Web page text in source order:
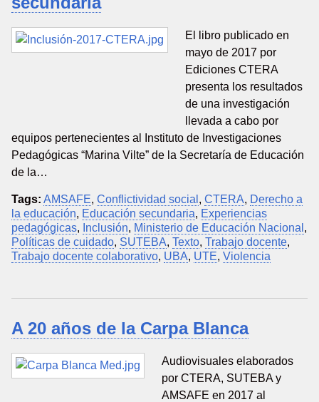
El libro publicado en
mayo de 2017 por
Ediciones CTERA
presenta los resultados
de una investigación
llevada a cabo por
equipos pertenecientes al Instituto de Investigaciones
Pedagógicas “Marina Vilte” de la Secretaría de Educación
de la…
Tags: AMSAFE, Conflictividad social , CTERA, Derecho a
la educación, Educación secundaria, Experiencias
pedagógicas, Inclusión, Ministerio de Educación Nacional ,
Políticas de cuidado, SUTEBA, Texto, Trabajo docente,
Trabajo docente colaborativo, UBA, UTE, Violencia
A 20 años de la Carpa Blanca
Audiovisuales elaborados
por CTERA, SUTEBA y
AMSAFE en 2017 al